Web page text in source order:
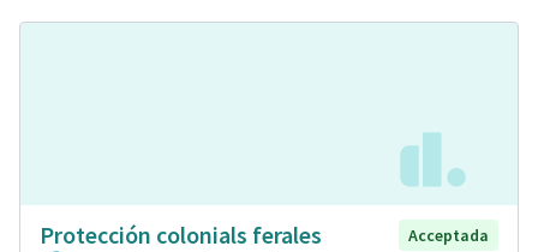
Protección colonials ferales
Acceptada